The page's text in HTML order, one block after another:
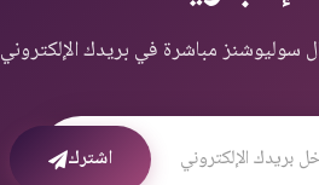
مباشرة في بريدك الإلكتروني
اشترك